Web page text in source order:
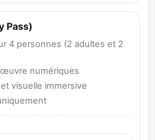
Pass)
4 personnes (2 adultes et 2
numériques
visuelle immersive